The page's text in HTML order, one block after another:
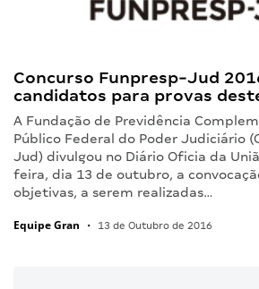
Concurso Funpresp-Jud
candidatos para provas
A Fundação de Previdência
Público Federal do Poder Judiciário
Jud) divulgou no Diário Oficia da
feira, dia 13 de outubro, a
objetivas, a serem realizadas…
Equipe Gran • 13 de Outubro de 2016